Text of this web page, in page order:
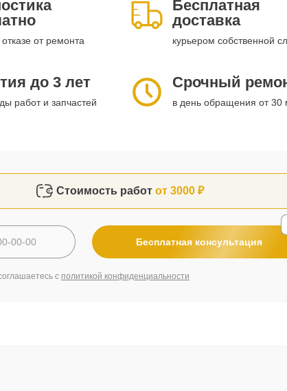
от ремонта
Бесплатная
доставка
курьером собственной
до 3 лет
работ и запчастей
Срочный
в день обращения от 30
Стоимость работ от 3000 ₽
Бесплатная консультация
с политикой конфиденциальности